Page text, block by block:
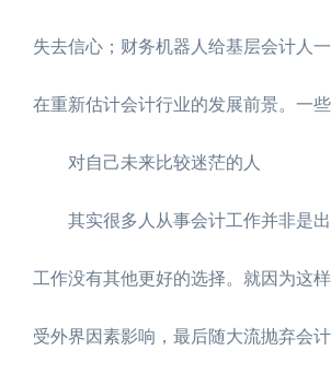
失去信心；财务机器人给基层会计人
在重新估计会计行业的发展前景。一
对自己未来比较迷茫的人
其实很多人从事会计工作并非是出
工作没有其他更好的选择。就因为这
受外界因素影响，最后随大流抛弃会计